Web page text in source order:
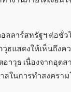
ลลาร์สหรัฐฯ ต่อชั่
ธแสดงให้เห็นถึง
าวุธ เนื่องจากอุต
นการทำสงคราม